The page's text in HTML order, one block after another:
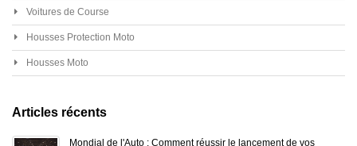
Voitures de Course
Housses Protection Moto
Housses Moto
Articles récents
Mondial de l'Auto : Comment réussir le lancement de vos